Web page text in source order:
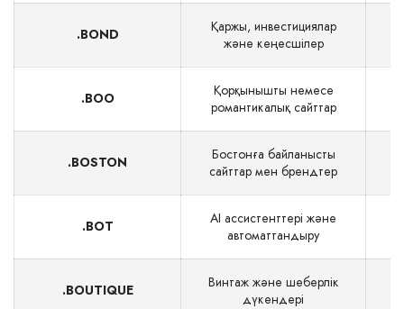
.BOND
Қаржы, инвестициялар
және кеңесшілер
.BOO
Қорқынышты немесе
романтикалық сайттар
.BOSTON
Бостонға байланысты
сайттар мен брендтер
.BOT
AI ассистенттері және
автоматтандыру
.BOUTIQUE
Винтаж және шеберлік
дүкендері